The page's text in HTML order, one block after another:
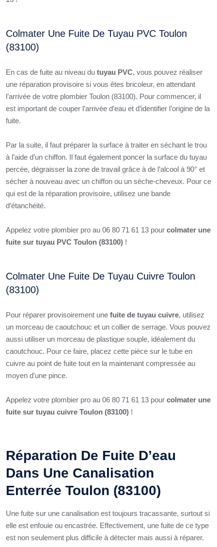
Colmater Une Fuite De Tuyau PVC Toulon
(83100)
En cas de fuite au niveau du tuyau PVC, vous pouvez réaliser
une réparation provisoire si vous êtes bricoleur, en attendant
l’arrivée de votre plombier Toulon (83100). Pour commencer, il
est important de couper l’arrivée d’eau et d’identifier l’origine de la
fuite.
Par la suite, il faut préparer la surface à traiter en séchant le trou
à l’aide d’un chiffon. Il faut également poncer la surface du tuyau
percée, dégraisser la zone de travail grâce à de l’alcool à 90° et
sécher à nouveau avec un chiffon ou un sèche-cheveux. Pour ce
qui est de la réparation provisoire, utilisez une bande
d’étanchéité.
Appelez votre plombier pro au 06 80 71 61 13 pour colmater une
fuite sur tuyau PVC Toulon (83100) !
Colmater Une Fuite De Tuyau Cuivre Toulon
(83100)
Pour réparer provisoirement une fuite de tuyau cuivre, utilisez
un morceau de caoutchouc et un collier de serrage. Vous pouvez
aussi utiliser un morceau de plastique souple, idéalement du
caoutchouc. Pour ce faire, placez cette pièce sur le tube en
cuivre au point de fuite tout en la maintenant compressée au
moyen d'une pince.
Appelez votre plombier pro au 06 80 71 61 13 pour colmater une
fuite sur tuyau cuivre Toulon (83100) !
Réparation De Fuite D’eau
Dans Une Canalisation
Enterrée Toulon (83100)
Une fuite sur une canalisation est toujours tracassante, surtout si
elle est enfouie ou encastrée. Effectivement, une fuite de ce type
est non seulement plus difficile à détecter mais aussi à réparer.